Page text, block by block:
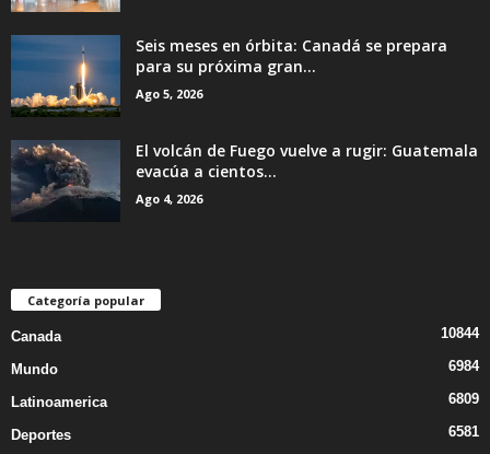
Seis meses en órbita: Canadá se prepara
para su próxima gran...
Ago 5, 2026
El volcán de Fuego vuelve a rugir: Guatemala
evacúa a cientos...
Ago 4, 2026
Categoría popular
Canada 10844
Mundo 6984
Latinoamerica 6809
Deportes 6581